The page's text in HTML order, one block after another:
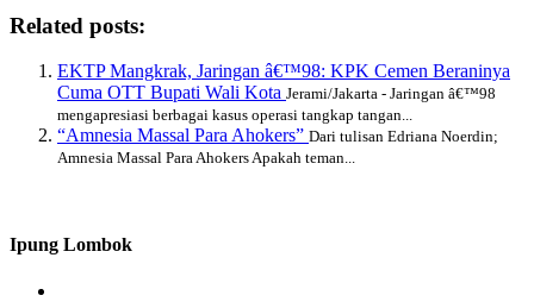
Related posts:
EKTP Mangkrak, Jaringan â€™98: KPK Cemen Beraninya
Cuma OTT Bupati Wali Kota Jerami/Jakarta - Jaringan â€™98
mengapresiasi berbagai kasus operasi tangkap tangan...
“Amnesia Massal Para Ahokers” Dari tulisan Edriana Noerdin;
Amnesia Massal Para Ahokers Apakah teman...
Ipung Lombok